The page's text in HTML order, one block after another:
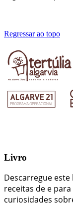
Regressar ao topo
Livro
Descarregue
receitas de e
curiosidades